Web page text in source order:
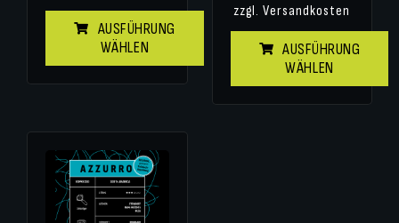
AUSFÜHRUNG
WÄHLEN
zzgl.Versandkosten
AUSFÜHRUNG
WÄHLEN